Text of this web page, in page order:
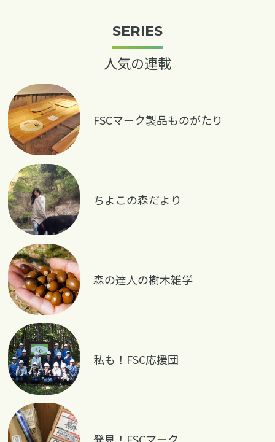
SERIES
人気の連載
FSCマーク製品ものがたり
ちよこの森だより
森の達人の樹木雑学
私も！FSC応援団
発見！FSCマーク